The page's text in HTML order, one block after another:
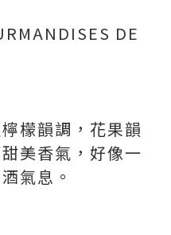
DE
檬韻調，花果韻
美香氣，好像一
氣息。